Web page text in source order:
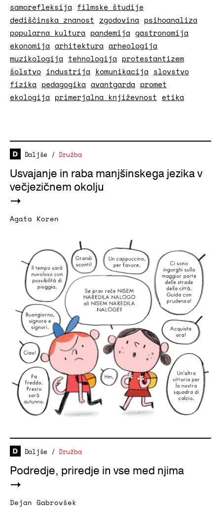
samorefleksija filmske študije
dediščinska znanost zgodovina psihoanaliza
popularna kultura pandemija gastronomija
ekonomija arhitektura arheologija
muzikologija tehnologija protestantizem
šolstvo industrija komunikacija slovstvo
fizika pedagogika avantgarda promet
ekologija primerjalna književnost etika
Daljše / Družba
Usvajanje in raba manjšinskega jezika v
večjezičnem okolju
Agata Koren
Daljše / Družba
Podredje, priredje in vse med njima
Dejan Gabrovšek